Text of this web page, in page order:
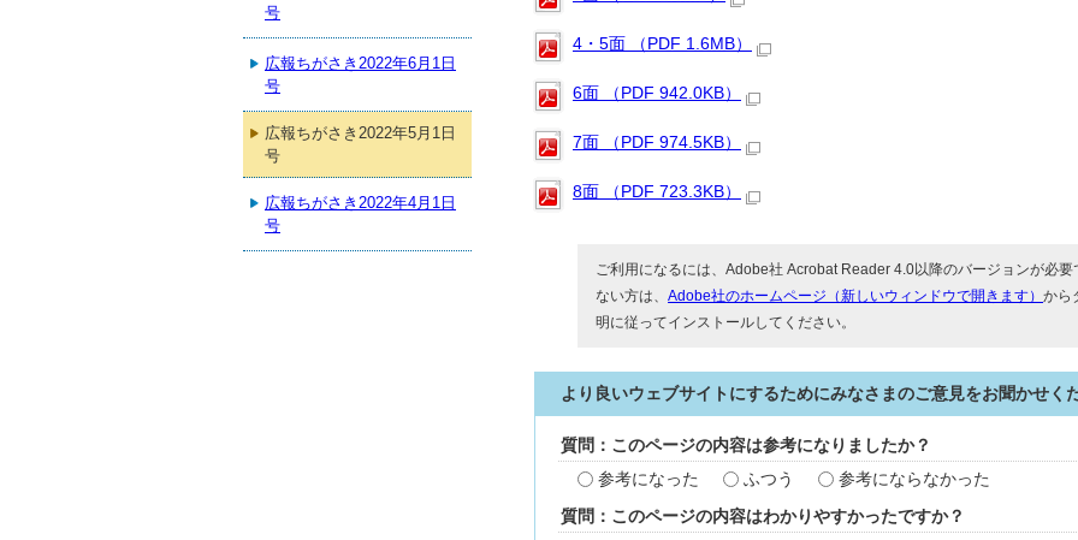
4・5面 （PDF 1.6MB）
6面 （PDF 942.0KB）
7面 （PDF 974.5KB）
8面 （PDF 723.3KB）
ご利用になるには、Adobe社 Acrobat Reader 4.0以降のバージョンが必
ない方は、Adobe社のホームページ（新しいウィンドウで開きます）から
明に従ってインストールしてください。
より良いウェブサイトにするためにみなさまのご意見をお聞かせく
質問：このページの内容は参考になりましたか？
参考になった
ふつう 参考にならなかった
質問：このページの内容はわかりやすかったですか？
号
広報ちがさき2022年6月1日
号
広報ちがさき2022年5月1日
号
広報ちがさき2022年4月1日
号